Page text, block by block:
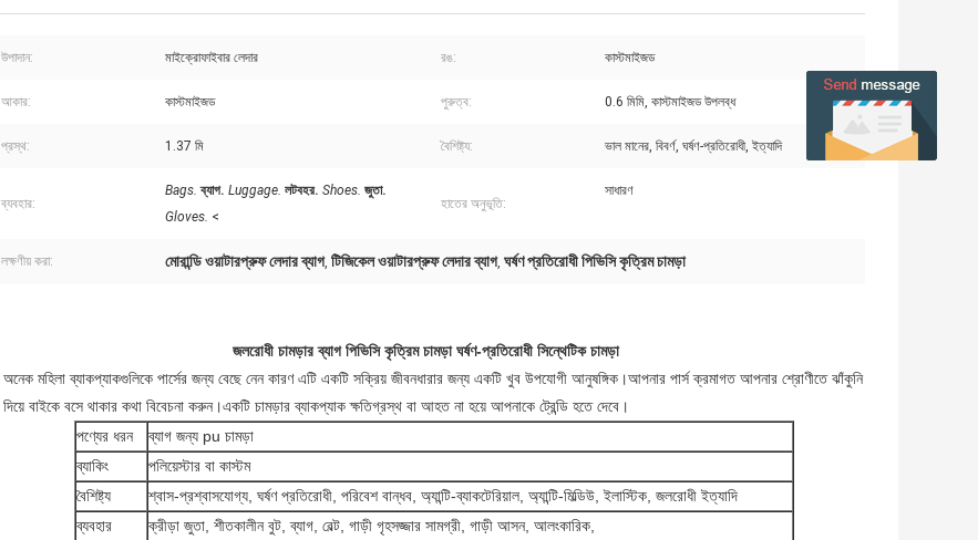
উপাদান: মাইক্রোফাইবার লেদার রঙ: কাস্টমাইজড
আকার: কাস্টমাইজড পুরুত্ব: 0.6 মিমি, কাস্টমাইজড উপলব্ধ
প্রস্থ: 1.37 মি বৈশিষ্ট্য: ভাল মানের, বিবর্ণ, ঘর্ষণ-প্রতিরোধী, ইত্যাদি
ব্যবহার:
Bags. ব্যাগ. Luggage. লটবহর. Shoes. জুতা.
Gloves. <
হাতের অনুভূতি:
সাধারণ
লক্ষণীয় করা: মোরান্ডি ওয়াটারপ্রুফ লেদার ব্যাগ, টিজিকেল ওয়াটারপ্রুফ লেদার ব্যাগ, ঘর্ষণ প্রতিরোধী পিভিসি কৃত্রিম চামড়া
জলরোধী চামড়ার ব্যাগ পিভিসি কৃত্রিম চামড়া ঘর্ষণ-প্রতিরোধী সিন্থেটিক চামড়া
অনেক মহিলা ব্যাকপ্যাকগুলিকে পার্সের জন্য বেছে নেন কারণ এটি একটি সক্রিয় জীবনধারার জন্য একটি খুব উপযোগী আনুষঙ্গিক।আপনার পার্স ক্রমাগত আপনার শ্রোণীতে ঝাঁকুনি
দিয়ে বাইকে বসে থাকার কথা বিবেচনা করুন।একটি চামড়ার ব্যাকপ্যাক ক্ষতিগ্রস্থ বা আহত না হয়ে আপনাকে ট্রেন্ডি হতে দেবে।
পণ্যের ধরন
ব্যাগ জন্য pu চামড়া
ব্যাকিং
পলিয়েস্টার বা কাস্টম
বৈশিষ্ট্য
শ্বাস-প্রশ্বাসযোগ্য, ঘর্ষণ প্রতিরোধী, পরিবেশ বান্ধব, অ্যান্টি-ব্যাকটেরিয়াল, অ্যান্টি-মিল্ডিউ, ইলাস্টিক, জলরোধী ইত্যাদি
ব্যবহার
ক্রীড়া জুতা, শীতকালীন বুট, ব্যাগ, বেল্ট, গাড়ী গৃহসজ্জার সামগ্রী, গাড়ী আসন, আলংকারিক,